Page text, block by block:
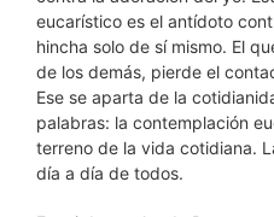
eucarístico es el antídoto
hincha solo de sí mismo. El
de los demás, pierde el
Ese se aparta de la
palabras: la contemplación
terreno de la vida cotidiana.
día a día de todos.